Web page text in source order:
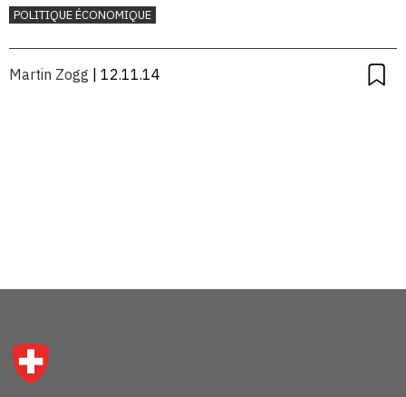
POLITIQUE ÉCONOMIQUE
Martin Zogg | 12.11.14